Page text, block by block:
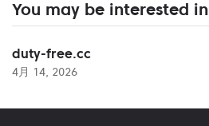
You may be interested in
duty-free.cc
4月 14, 2026